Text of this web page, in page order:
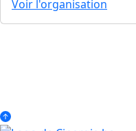
Voir l'organisation